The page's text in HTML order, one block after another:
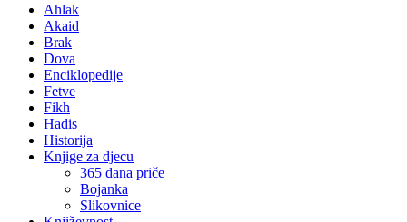
Ahlak
Akaid
Brak
Dova
Enciklopedije
Fetve
Fikh
Hadis
Historija
Knjige za djecu
365 dana priče
Bojanka
Slikovnice